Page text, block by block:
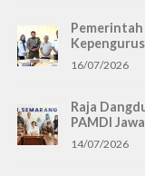
Pemerintah
16/07/2026
Raja
PAMDI
14/07/2026